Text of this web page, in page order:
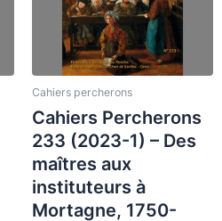
Cahiers percherons
Cahiers Percherons
233 (2023-1) – Des
maîtres aux
instituteurs à
Mortagne, 1750-